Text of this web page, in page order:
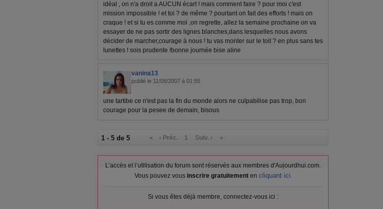
idéal , on n'a droit a AUCUN écart ! mais comment faire ? pour moi c'est
mission impossible ! et toi ? de même ? pourtant on fait des efforts ! mais on
craque ! et si tu es comme moi ,on regrette, allez la semaine prochaine on va
essayer de ne pas sortir des lignes blanches,dans lesquelles nous avons
décider de marcher,courage à nous ! tu vas monter sur le toit ? en plus sans tes
lunettes ! sois prudente !bonne journée bise aline
vanina13
publié le 11/08/2007 à 01:55
une tartibe ce n'est pas la fin du monde alors ne culpabilise pas trop, bon
courage pour la pesee de demain, bisous
1 - 5 de 5 « ‹ Préc. 1 Suiv. › »
L’accès et l’utilisation du forum sont réservés aux membres d'Aujourdhui.com.
Vous pouvez vous inscrire gratuitementen cliquant ici.
Si vous êtes déjà membre, connectez-vous ici :